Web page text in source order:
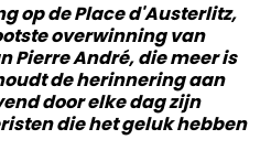
op de Place d'Austerlitz,
overwinning van
Pierre André, die meer is
de herinnering aan
door elke dag zijn
die het geluk hebben